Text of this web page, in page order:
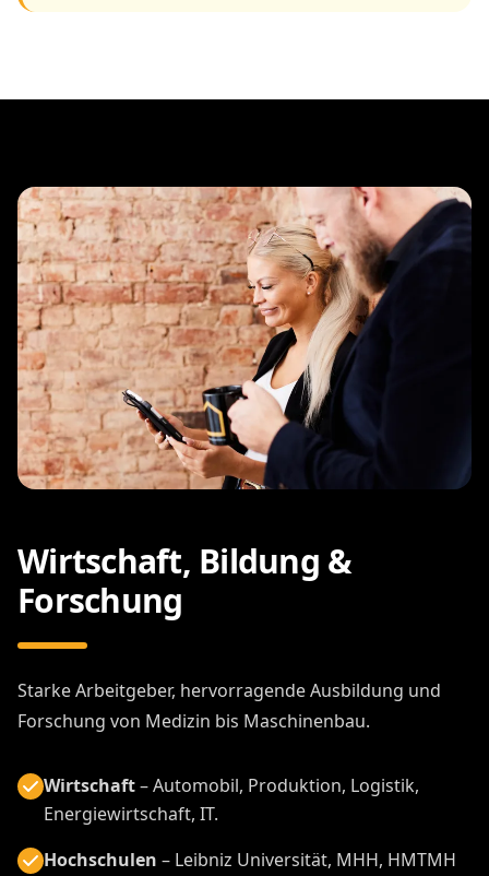
Wirtschaft, Bildung &
Forschung
Starke Arbeitgeber, hervorragende Ausbildung und
Forschung von Medizin bis Maschinenbau.
Wirtschaft– Automobil, Produktion, Logistik,
Energiewirtschaft, IT.
Hochschulen – Leibniz Universität, MHH, HMTMH